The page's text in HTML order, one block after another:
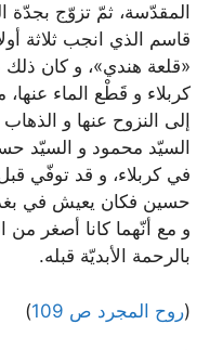
المقدّسة، ثمّ تزوّج بجدّة
قاسم الذي انجب ثلاثة
«قلعة هندي»، و كان
كربلاء و قَطْع الماء
إلى النزوح عنها و
السيّد محمود و السيّد
في كربلاء، و قد توفّي
حسين فكان يعيش في
و مع أنّهما كانا أصغر من
بالرحمة الأبديّة قبله.
(روح المجرد ص 109 )